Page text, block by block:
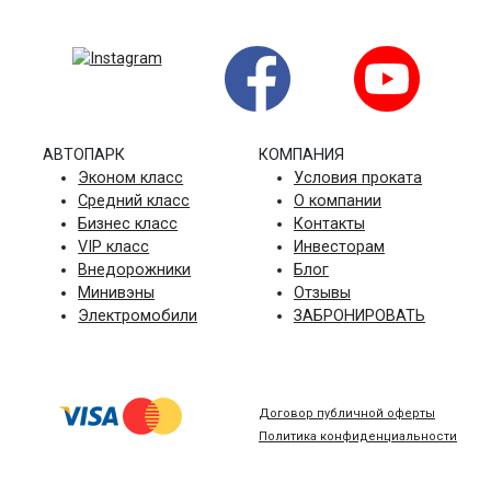
АВТОПАРК
Эконом класс
Средний класс
Бизнес класс
VIP класс
Внедорожники
Минивэны
Электромобили
КОМПАНИЯ
Условия проката
О компании
Контакты
Инвесторам
Блог
Отзывы
ЗАБРОНИРОВАТЬ
Договор публичной оферты
Политика конфиденциальности